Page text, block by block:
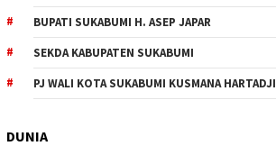
BUPATI SUKABUMI H. ASEP JAPAR
SEKDA KABUPATEN SUKABUMI
PJ WALI KOTA SUKABUMI KUSMANA HARTADJI
DUNIA